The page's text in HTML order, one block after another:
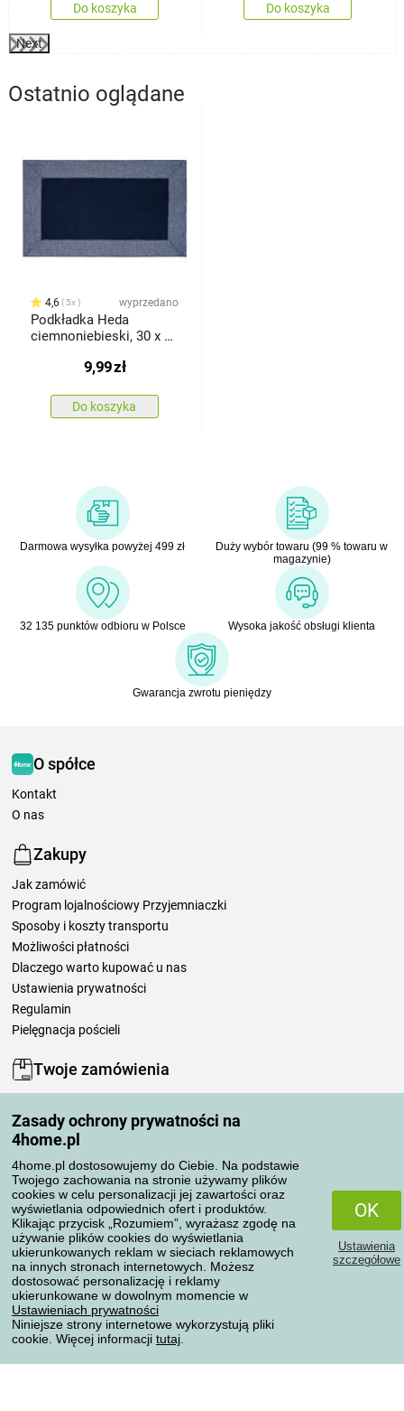
Zasady ochrony prywatności na
4home.pl
4home.pl dostosowujemy do Ciebie. Na podstawie
Twojego zachowania na stronie używamy plików
cookies w celu personalizacji jej zawartości oraz
wyświetlania odpowiednich ofert i produktów.
Klikając przycisk „Rozumiem”, wyrażasz zgodę na
używanie plików cookies do wyświetlania
ukierunkowanych reklam w sieciach reklamowych
na innych stronach internetowych. Możesz
dostosować personalizację i reklamy
ukierunkowane w dowolnym momencie w
Ustawieniach prywatności
Niniejsze strony internetowe wykorzystują pliki
cookie. Więcej informacji tutaj
OK
Ustawienia
szczegółowe
Do koszyka Do koszyka
Next
Ostatnio oglądane
4,6 5x wyprzedano
Podkładka Heda
ciemnoniebieski, 30 x 50
9,99zł
Do koszyka
Darmowa wysyłka powyżej 499 zł
Duży wybór towaru (99 % towaru w
magazynie)
32 135 punktów odbioru w Polsce Wysoka jakość obsługi klienta
Gwarancja zwrotu pieniędzy
O spółce
Kontakt
O nas
Zakupy
Jak zamówić
Program lojalnościowy Przyjemniaczki
Sposoby i koszty transportu
Możliwości płatności
Dlaczego warto kupować u nas
Ustawienia prywatności
Regulamin
Pielęgnacja pościeli
Twoje zamówienia
Moje zamówienia
Reklamacje
Odstąpienie od umowy
Zasady przetwarzania recenzji
Sposoby transportu
Metody płatności